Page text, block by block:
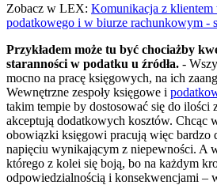
Zobacz w LEX: Komunikacja z klientem
podatkowego i w biurze rachunkowym -
Przykładem może tu być chociażby
staranności w podatku u źródła. -
mocno na pracę księgowych, na ich
Wewnętrzne zespoły księgowe i
takim tempie by dostosować się do ilości
akceptują dodatkowych kosztów. Chcąc
obowiązki księgowi pracują więc bardzo
napięciu wynikającym z niepewności. A
którego z kolei się boją, bo na każdym
odpowiedzialnością i konsekwencjami –